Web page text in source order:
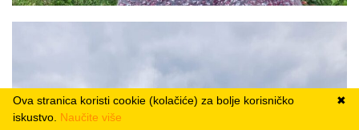
✖
Ova stranica koristi cookie (kolačiće) za bolje korisničko
iskustvo. Naučite više